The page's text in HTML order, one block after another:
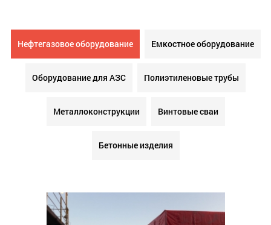
Нефтегазовое оборудование Емкостное оборудование
Оборудование для АЗС Полиэтиленовые трубы
Металлоконструкции Винтовые сваи
Бетонные изделия